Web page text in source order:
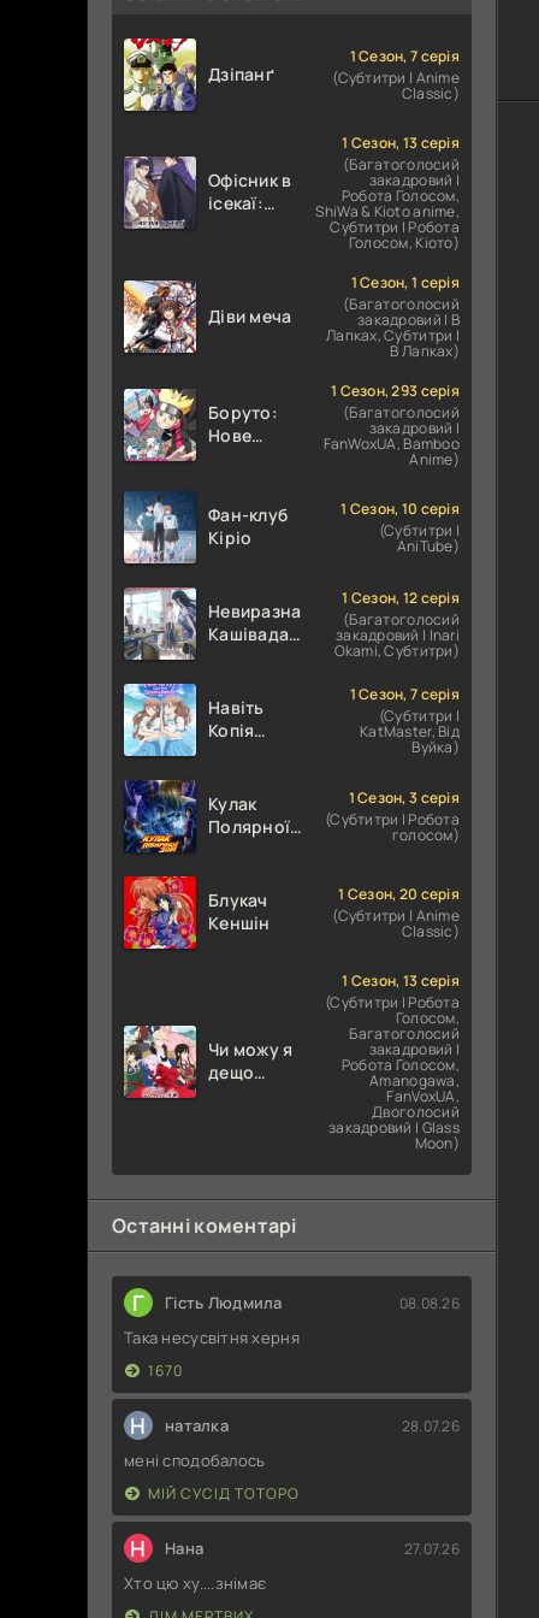
Дзіпанґ
1 Сезон, 7 серія
(Субтитри | Anime
Classic)
Офісник в
ісекаї:
від
Корпоративного
1 Сезон, 13 серія
(Багатоголосий
закадровий |
Робота Голосом,
ShiWa & Kioto anime,
Субтитри | Робота
Голосом, Кіото)
Діви меча
1 Сезон, 1 серія
(Багатоголосий
закадровий | В
Лапках, Субтитри |
В Лапках)
Боруто:
Нове
1 Сезон, 293 серія
(Багатоголосий
закадровий |
FanWoxUA, Bamboo
Anime)
Фан-клуб
Кіріо
1 Сезон, 10 серія
(Субтитри |
AniTube)
Невиразна
Кашівада І
1 Сезон, 12 серія
(Багатоголосий
закадровий | Inari
Okami, Субтитри)
Навіть
Копія
1 Сезон, 7 серія
(Субтитри |
KatMaster, Від
Вуйка)
Кулак
Полярної
НО КЕН /
Кулак
1 Сезон, 3 серія
(Субтитри | Робота
голосом)
Блукач
Кеншін
1 Сезон, 20 серія
(Субтитри | Anime
Classic)
Чи можу я
дещо
1 Сезон, 13 серія
(Субтитри | Робота
Голосом,
Багатоголосий
закадровий |
Робота Голосом,
Amanogawa,
FanVoxUA,
Двоголосий
закадровий | Glass
Moon)
Останні коментарі
Г Гість Людмила 08.08.26
Така несусвітня херня
1670
Н наталка 28.07.26
мені сподобалось
МІЙ СУСІД ТОТОРО
Н Нана 27.07.26
Хто цю ху....знімає